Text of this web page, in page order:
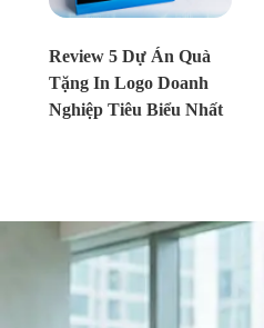
Review 5 Dự Án Quà
Tặng In Logo Doanh
Nghiệp Tiêu Biểu Nhất